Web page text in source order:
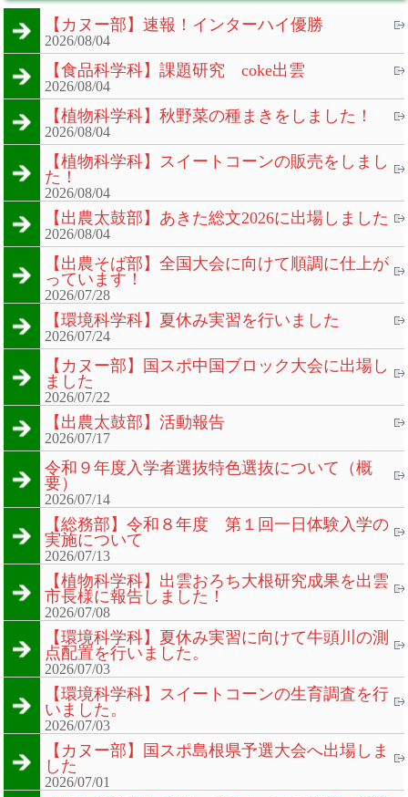
【カヌー部】速報！インターハイ優勝
2026/08/04
【食品科学科】課題研究 coke出雲
2026/08/04
【植物科学科】秋野菜の種まきをしました！
2026/08/04
【植物科学科】スイートコーンの販売をしまし
た！
2026/08/04
【出農太鼓部】あきた総文2026に出場しました
2026/08/04
【出農そば部】全国大会に向けて順調に仕上が
っています！
2026/07/28
【環境科学科】夏休み実習を行いました
2026/07/24
【カヌー部】国スポ中国ブロック大会に出場し
ました
2026/07/22
【出農太鼓部】活動報告
2026/07/17
令和９年度入学者選抜特色選抜について（概
要）
2026/07/14
【総務部】令和８年度 第１回一日体験入学の
実施について
2026/07/13
【植物科学科】出雲おろち大根研究成果を出雲
市長様に報告しました！
2026/07/08
【環境科学科】夏休み実習に向けて牛頭川の測
点配置を行いました。
2026/07/03
【環境科学科】スイートコーンの生育調査を行
いました。
2026/07/03
【カヌー部】国スポ島根県予選大会へ出場しま
した
2026/07/01